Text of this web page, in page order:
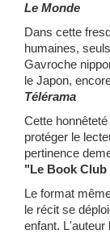
Le Monde
Dans cette
humaines,
Gavroche
le Japon,
Télérama
Cette
protéger le
pertinence
"Le Book Club
Le format
le récit se
enfant. L'auteur